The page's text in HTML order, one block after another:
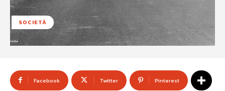
SOCIETÀ
Facebook Twitter Pinterest